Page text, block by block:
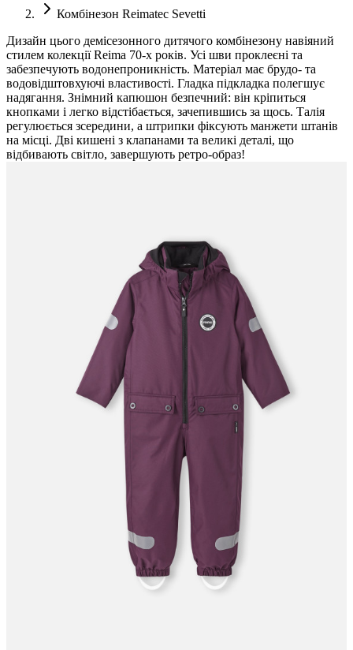
Комбінезон Reimatec Sevetti
Дизайн цього демісезонного дитячого комбінезону навіяний
стилем колекції Reima 70-х років. Усі шви проклеєні та
забезпечують водонепроникність. Матеріал має брудо- та
водовідштовхуючі властивості. Гладка підкладка полегшує
надягання. Знімний капюшон безпечний: він кріпиться
кнопками і легко відстібається, зачепившись за щось. Талія
регулюється зсередини, а штрипки фіксують манжети штанів
на місці. Дві кишені з клапанами та великі деталі, що
відбивають світло, завершують ретро-образ!